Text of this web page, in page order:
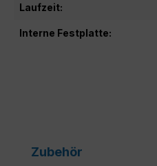
Laufzeit:
Interne Festplatte:
Produktgalerie überspringen
Zubehör